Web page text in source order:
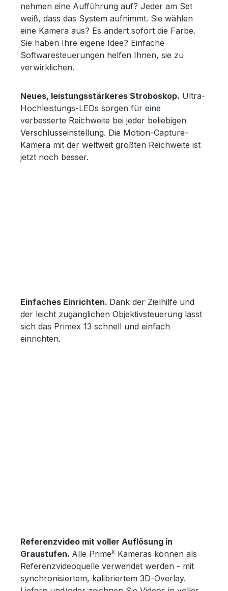
nehmen eine Aufführung auf? Jeder am Set
weiß, dass das System aufnimmt. Sie wählen
eine Kamera aus? Es ändert sofort die Farbe.
Sie haben Ihre eigene Idee? Einfache
Softwaresteuerungen helfen Ihnen, sie zu
verwirklichen.
Neues, leistungsstärkeres Stroboskop. Ultra-
Hochleistungs-LEDs sorgen für eine
verbesserte Reichweite bei jeder beliebigen
Verschlusseinstellung. Die Motion-Capture-
Kamera mit der weltweit größten Reichweite ist
jetzt noch besser.
Einfaches Einrichten. Dank der Zielhilfe und
der leicht zugänglichen Objektivsteuerung lässt
sich das Primex 13 schnell und einfach
einrichten.
Referenzvideo mit voller Auflösung in
Graustufen. Alle Primex Kameras können als
Referenzvideoquelle verwendet werden - mit
synchronisiertem, kalibriertem 3D-Overlay.